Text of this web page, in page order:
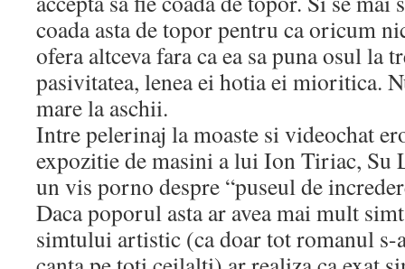
coada asta de topor pentru ca oricum
ofera altceva fara ca ea sa puna osul la
pasivitatea, lenea ei hotia ei mioritica.
mare la aschii.
Intre pelerinaj la moaste si videochat
expozitie de masini a lui Ion Tiriac, Su
un vis porno despre “puseul de
Daca poporul asta ar avea mai mult
simtului artistic (ca doar tot romanul s-